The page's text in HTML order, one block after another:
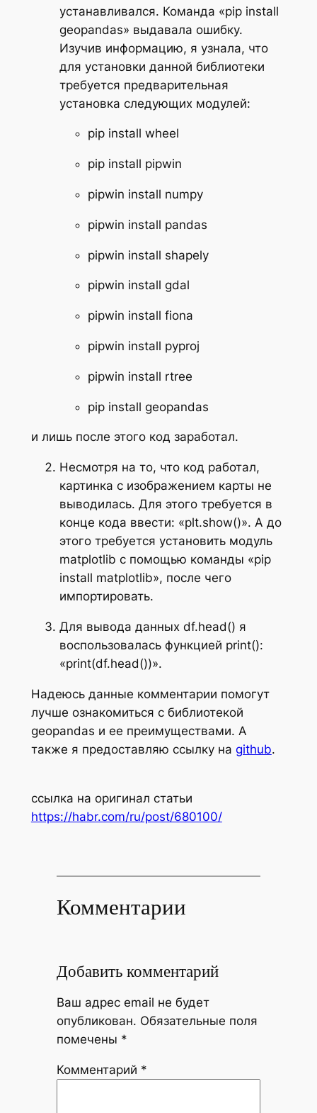
устанавливался. Команда «pip install
geopandas» выдавала ошибку.
Изучив информацию, я узнала, что
для установки данной библиотеки
требуется предварительная
установка следующих модулей:
pip install wheel
pip install pipwin
pipwin install numpy
pipwin install pandas
pipwin install shapely
pipwin install gdal
pipwin install fiona
pipwin install pyproj
pipwin install rtree
pip install geopandas
и лишь после этого код заработал.
Несмотря на то, что код работал,
картинка с изображением карты не
выводилась. Для этого требуется в
конце кода ввести: «plt.show()». А до
этого требуется установить модуль
matplotlib с помощью команды «pip
install matplotlib», после чего
импортировать.
Для вывода данных df.head() я
воспользовалась функцией print():
«print(df.head())».
Надеюсь данные комментарии помогут
лучше ознакомиться с библиотекой
geopandas и ее преимуществами. А
также я предоставляю ссылку на github.
ссылка на оригинал статьи
https://habr.com/ru/post/680100/
Комментарии
Добавить комментарий
Ваш адрес email не будет
опубликован. Обязательные поля
помечены *
Комментарий *